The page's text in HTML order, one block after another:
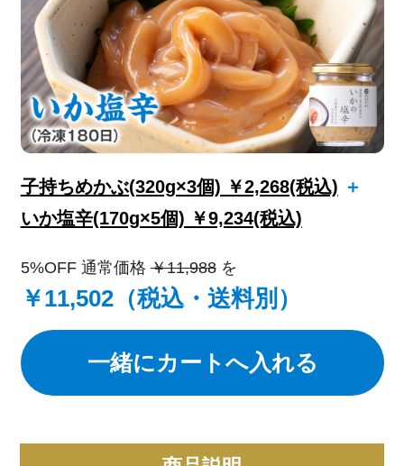
子持ちめかぶ(320g×3個) ￥2,268(税込) ＋
いか塩辛(170g×5個) ￥9,234(税込)
5%OFF 通常価格￥11,988を
￥11,502（税込・送料別）
一緒にカートへ入れる